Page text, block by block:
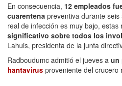
En consecuencia, 12 empleados
cuarentena preventiva durante seis
real de infección es muy bajo, estas
significativo sobre todos los
Lahuis, presidenta de la junta
Radboudumc admitió el jueves a un
hantavirus proveniente del crucero